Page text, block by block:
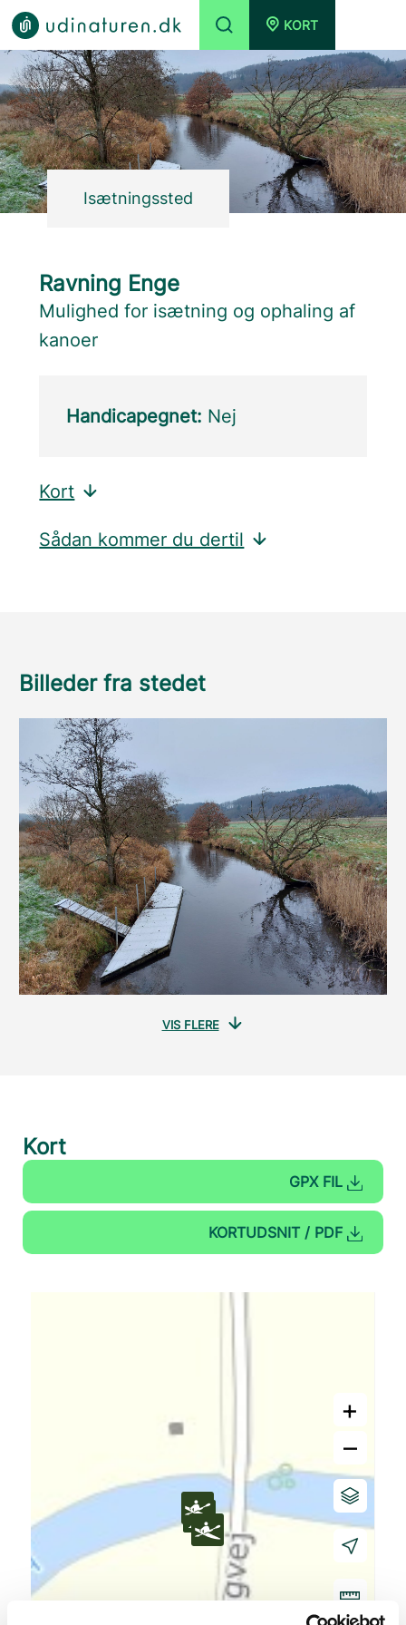
KORT
Isætningssted
Ravning Enge
Mulighed for isætning og ophaling af
kanoer
Handicapegnet: Nej
Kort
Sådan kommer du dertil
Billeder fra stedet
VIS FLERE
Kort
GPX FIL
KORTUDSNIT / PDF
+
–